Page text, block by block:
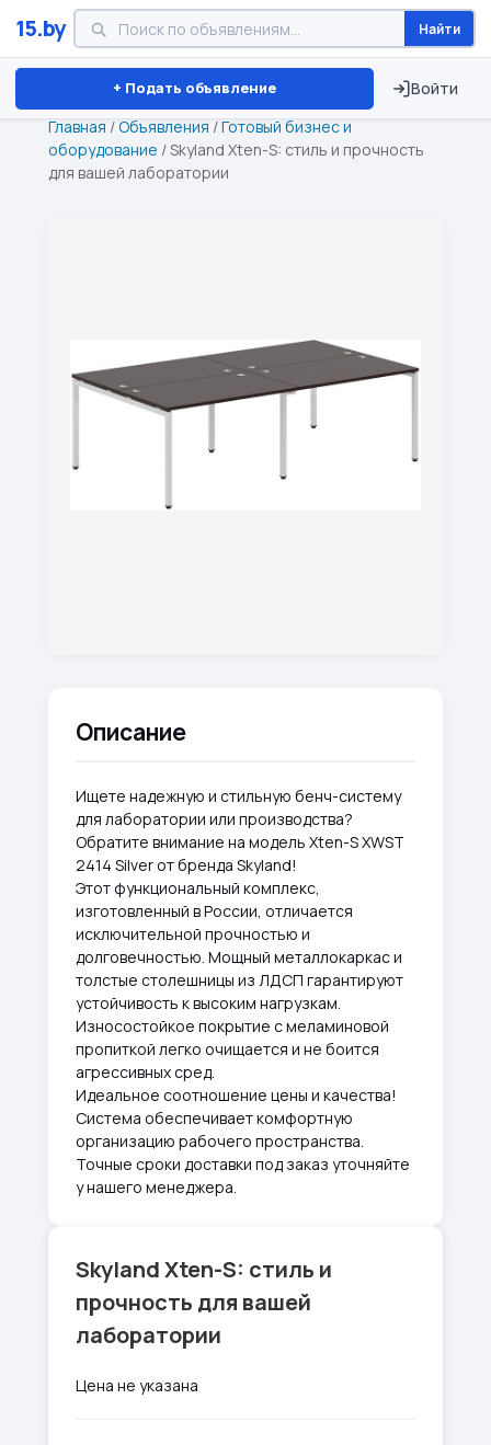
15.by Найти
+ Подать объявление Войти
Минск Витебск Брест ⏱ ТОЛЬКО 15 ДНЕЙ
Главная /Объявления /Готовый бизнес и
оборудование /Skyland Xten-S: стиль и прочность
для вашей лаборатории
Описание
Ищете надежную и стильную бенч-систему
для лаборатории или производства?
Обратите внимание на модель Xten-S XWST
2414 Silver от бренда Skyland!
Этот функциональный комплекс,
изготовленный в России, отличается
исключительной прочностью и
долговечностью. Мощный металлокаркас и
толстые столешницы из ЛДСП гарантируют
устойчивость к высоким нагрузкам.
Износостойкое покрытие с меламиновой
пропиткой легко очищается и не боится
агрессивных сред.
Идеальное соотношение цены и качества!
Система обеспечивает комфортную
организацию рабочего пространства.
Точные сроки доставки под заказ уточняйте
у нашего менеджера.
Skyland Xten-S: стиль и
прочность для вашей
лаборатории
Цена не указана